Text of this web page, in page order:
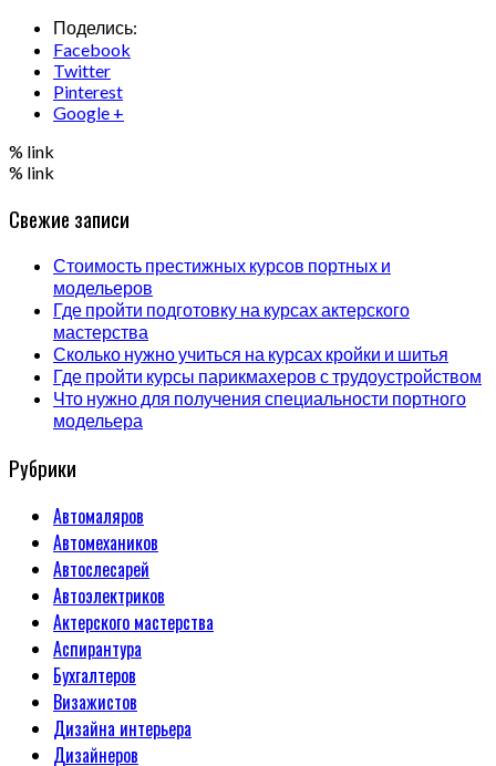
Поделись:
Facebook
Twitter
Pinterest
Google +
% link
% link
Свежие записи
Стоимость престижных курсов портных и
модельеров
Где пройти подготовку на курсах актерского
мастерства
Сколько нужно учиться на курсах кройки и шитья
Где пройти курсы парикмахеров с трудоустройством
Что нужно для получения специальности портного
модельера
Рубрики
Автомаляров
Автомехаников
Автослесарей
Автоэлектриков
Актерского мастерства
Аспирантура
Бухгалтеров
Визажистов
Дизайна интерьера
Дизайнеров